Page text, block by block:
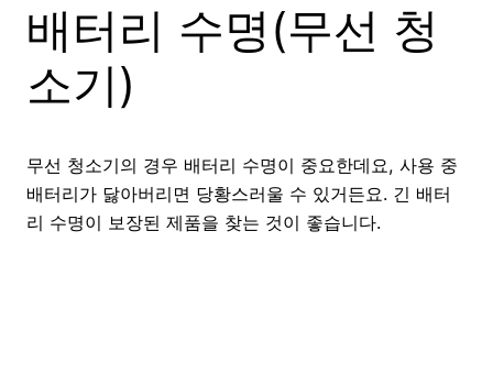
배터리 수명(무선 청
소기)
무선 청소기의 경우 배터리 수명이 중요한데요, 사용 중
배터리가 닳아버리면 당황스러울 수 있거든요. 긴 배터
리 수명이 보장된 제품을 찾는 것이 좋습니다.